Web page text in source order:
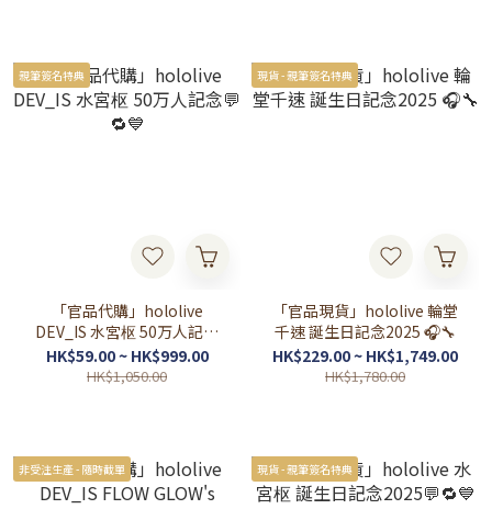
親筆簽名特典
「官品代購」hololive
DEV_IS 水宮枢 50万人記念
💬🔁💙
HK$59.00 ~ HK$999.00
HK$1,050.00
現貨 - 親筆簽名特典
「官品現貨」hololive 輪堂
千速 誕生日記念2025 🎧🔧
HK$229.00 ~ HK$1,749.00
HK$1,780.00
非受注生產 - 隨時截單 現貨 - 親筆簽名特典